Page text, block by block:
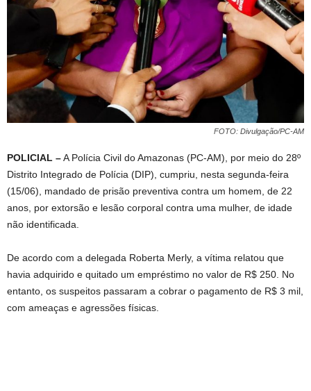
FOTO: Divulgação/PC-AM
POLICIAL –A Polícia Civil do Amazonas (PC-AM), por meio do 28º
Distrito Integrado de Polícia (DIP), cumpriu, nesta segunda-feira
(15/06), mandado de prisão preventiva contra um homem, de 22
anos, por extorsão e lesão corporal contra uma mulher, de idade
não identificada.
De acordo com a delegada Roberta Merly, a vítima relatou que
havia adquirido e quitado um empréstimo no valor de R$ 250. No
entanto, os suspeitos passaram a cobrar o pagamento de R$ 3 mil,
com ameaças e agressões físicas.